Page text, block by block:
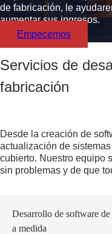
de fabricación, le
aumentar sus ingresos.
Empecemos
Servicios de
fabricación
Desde la creación de
actualización de
cubierto. Nuestro equipo
sin problemas y de que
Desarrollo de software
a medida